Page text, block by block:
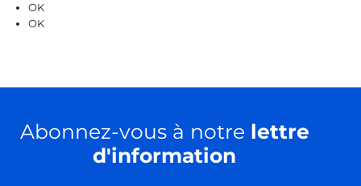
OK
OK
Abonnez-vous à notre lettre
d'information